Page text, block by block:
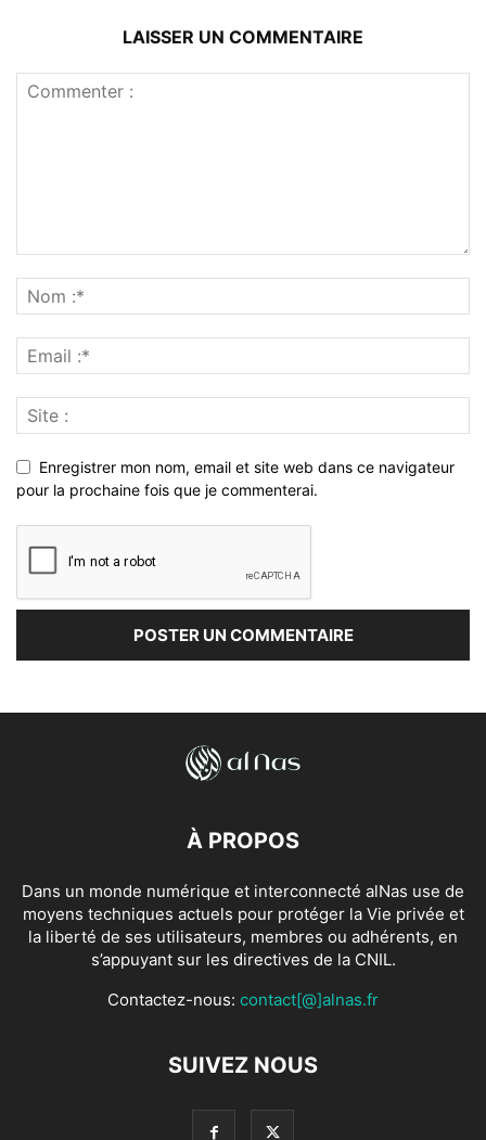
LAISSER UN COMMENTAIRE
Enregistrer mon nom, email et site web dans ce navigateur
pour la prochaine fois que je commenterai.
À PROPOS
Dans un monde numérique et interconnecté alNas use de
moyens techniques actuels pour protéger la Vie privée et
la liberté de ses utilisateurs, membres ou adhérents, en
s’appuyant sur les directives de la CNIL.
Contactez-nous: contact[@]alnas.fr
SUIVEZ NOUS